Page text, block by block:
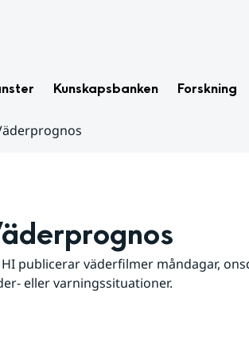
Kunskapsbanken Forskning
publicerar väderfilmer måndagar,
eller varningssituationer.